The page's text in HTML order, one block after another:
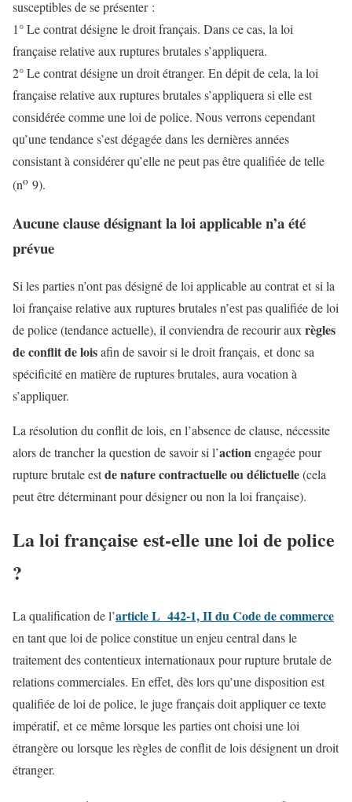
susceptibles de se présenter :
1° Le contrat désigne le droit français. Dans ce cas, la loi
française relative aux ruptures brutales s’appliquera.
2° Le contrat désigne un droit étranger. En dépit de cela, la loi
française relative aux ruptures brutales s’appliquera si elle est
considérée comme une loi de police. Nous verrons cependant
qu’une tendance s’est dégagée dans les dernières années
consistant à considérer qu’elle ne peut pas être qualifiée de telle
(no 9).
Aucune clause désignant la loi applicable n’a été
prévue
Si les parties n’ont pas désigné de loi applicable au contrat et si la
loi française relative aux ruptures brutales n’est pas qualifiée de loi
de police (tendance actuelle), il conviendra de recourir auxrègles
de conflit de loisafin de savoir si le droit français, et donc sa
spécificité en matière de ruptures brutales, aura vocation à
s’appliquer.
La résolution du conflit de lois, en l’absence de clause, nécessite
alors de trancher la question de savoir si l’actionengagée pour
rupture brutale estde nature contractuelle ou délictuelle(cela
peut être déterminant pour désigner ou non la loi française).
La loi française est-elle une loi de police
?
La qualification de l’article L 442-1, II du Code de commerce
en tant que loi de police constitue un enjeu central dans le
traitement des contentieux internationaux pour rupture brutale de
relations commerciales. En effet, dès lors qu’une disposition est
qualifiée de loi de police, le juge français doit appliquer ce texte
impératif, et ce même lorsque les parties ont choisi une loi
étrangère ou lorsque les règles de conflit de lois désignent un droit
étranger.